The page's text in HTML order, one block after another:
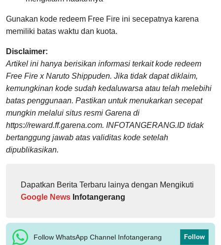
Gunakan kode redeem Free Fire ini secepatnya karena
memiliki batas waktu dan kuota.
Disclaimer:
Artikel ini hanya berisikan informasi terkait kode redeem
Free Fire x Naruto Shippuden. Jika tidak dapat diklaim,
kemungkinan kode sudah kedaluwarsa atau telah melebihi
batas penggunaan. Pastikan untuk menukarkan secepat
mungkin melalui situs resmi Garena di
https://reward.ff.garena.com. INFOTANGERANG.ID tidak
bertanggung jawab atas validitas kode setelah
dipublikasikan.
Dapatkan Berita Terbaru lainya dengan Mengikuti
Google News Infotangerang
Follow WhatsApp Channel Infotangerang Follow